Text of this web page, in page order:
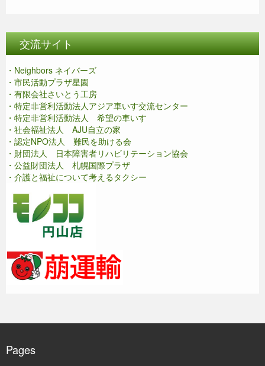
交流サイト
・Neighbors ネイバーズ
・市民活動プラザ星園
・有限会社さいとう工房
・特定非営利活動法人アジア車いす交流センター
・特定非営利活動法人 希望の車いす
・社会福祉法人 AJU自立の家
・認定NPO法人 難民を助ける会
・財団法人 日本障害者リハビリテーション協会
・公益財団法人 札幌国際プラザ
・介護と福祉について考えるタクシー
Pages